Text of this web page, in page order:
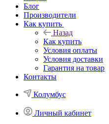
Блог
Производители
Как купить
Назад
Как купить
Условия оплаты
Условия доставки
Гарантия на товар
Контакты
Колумбус
Личный кабинет